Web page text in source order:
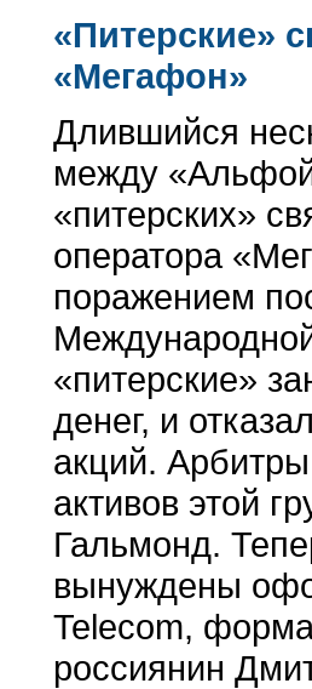
«Питерские»
«Мегафон»
Длившийся
между
«питерских»
оператора
поражением
«питерские»
денег, и
акций.
активов этой
Гальмонд.
вынуждены
Telecom,
россиянин